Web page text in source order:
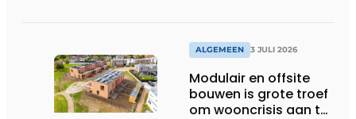
ALGEMEEN 3 JULI 2026
Modulair en offsite
bouwen is grote troef
om wooncrisis aan te